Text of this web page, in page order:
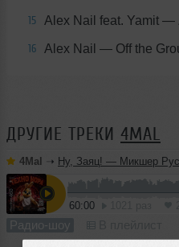
15 Alex Nail feat. Yamit —
16 Alex Nail — Off the
ДРУГИЕ ТРЕКИ 4MAL
4Mal ➝ Ну, Заяц! — Микшер Русской кибернетики 460 с Евгением Сваловым
60:00
Радио-шоу